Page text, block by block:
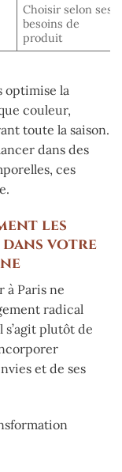
Choisir selon ses
besoins de
produit
optimise la
couleur,
toute la saison.
dans des
ces
les
dans votre
à Paris ne
radical
plutôt de
et de ses